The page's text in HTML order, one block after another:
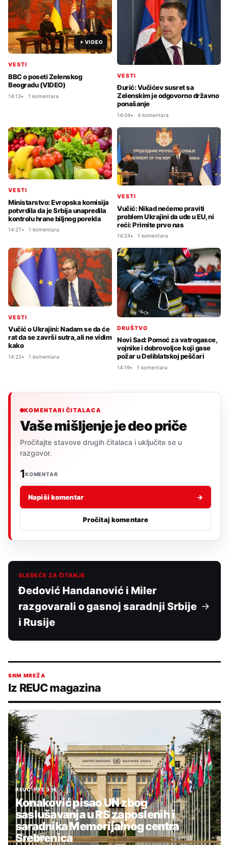
VIDEO
VESTI
BBC o poseti Zelenskog
Beogradu (VIDEO)
14:13 1 komentara
VESTI
Đurić: Vučićev susret sa
Zelenskim je odgovorno državno
ponašanje
14:04 4 komentara
VESTI
Ministarstvo: Evropska komisija
potvrdila da je Srbija unapredila
kontrolu hrane biljnog porekla
14:27 1 komentara
VESTI
Vučić: Nikad nećemo praviti
problem Ukrajini da uđe u EU, ni
reći: Primite prvo nas
14:24 1 komentara
VESTI
Vučić o Ukrajini: Nadam se da će
rat da se završi sutra, ali ne vidim
kako
14:22 1 komentara
DRUŠTVO
Novi Sad: Pomoć za vatrogasce,
vojnike i dobrovoljce koji gase
požar u Deliblatskoj peščari
14:19 1 komentara
KOMENTARI ČITALACA
Vaše mišljenje je deo priče
Pročitajte stavove drugih čitalaca i uključite se u
razgovor.
1KOMENTAR
Napiši komentar →
Pročitaj komentare
SLEDEĆE ZA ČITANJE
Đedović Handanović i Miler
razgovarali o gasnoj saradnji Srbije
i Rusije
SNM MREŽA
Iz REUC magazina
REUC•PRE 3 H
Konaković pisao UN zbog
saslušavanja u RS zaposlenih i
saradnika Memorijalnog centra
Srebrenica